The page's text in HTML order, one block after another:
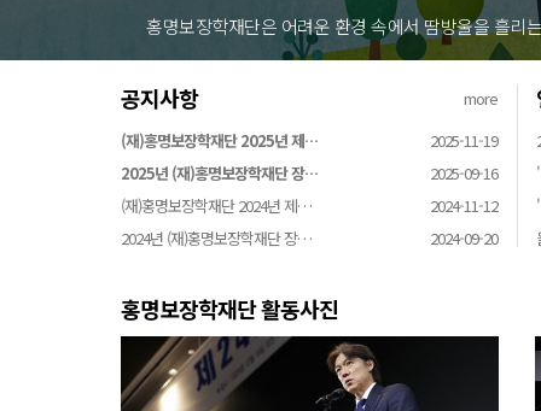
홍명보장학재단은 어려운 환경 속에서 땀방울을 흘리
공지사항
more
(재)홍명보장학재단 2025년 제…
2025-11-19
2025년 (재)홍명보장학재단 장…
2025-09-16
(재)홍명보장학재단 2024년 제…
2024-11-12
2024년 (재)홍명보장학재단 장…
2024-09-20
홍명보장학재단 활동사진